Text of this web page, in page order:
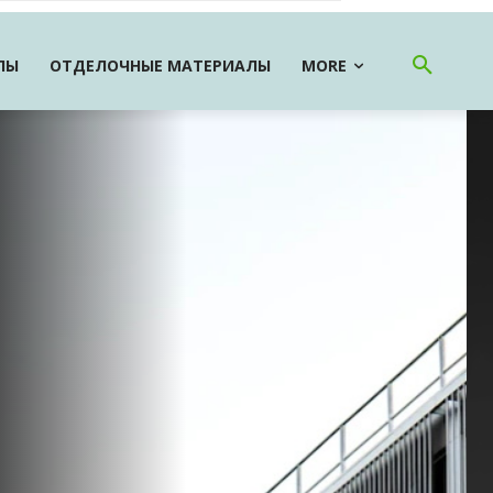
ОТДЕЛОЧНЫЕ МАТЕРИАЛЫ MORE